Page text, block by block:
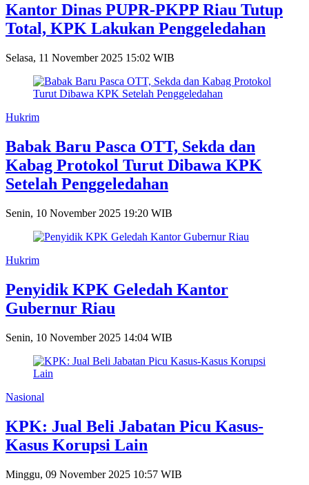
Kantor Dinas PUPR-PKPP Riau Tutup
Total, KPK Lakukan Penggeledahan
Selasa, 11 November 2025 15:02 WIB
Hukrim
Babak Baru Pasca OTT, Sekda dan
Kabag Protokol Turut Dibawa KPK
Setelah Penggeledahan
Senin, 10 November 2025 19:20 WIB
Hukrim
Penyidik KPK Geledah Kantor
Gubernur Riau
Senin, 10 November 2025 14:04 WIB
Nasional
KPK: Jual Beli Jabatan Picu Kasus-
Kasus Korupsi Lain
Minggu, 09 November 2025 10:57 WIB